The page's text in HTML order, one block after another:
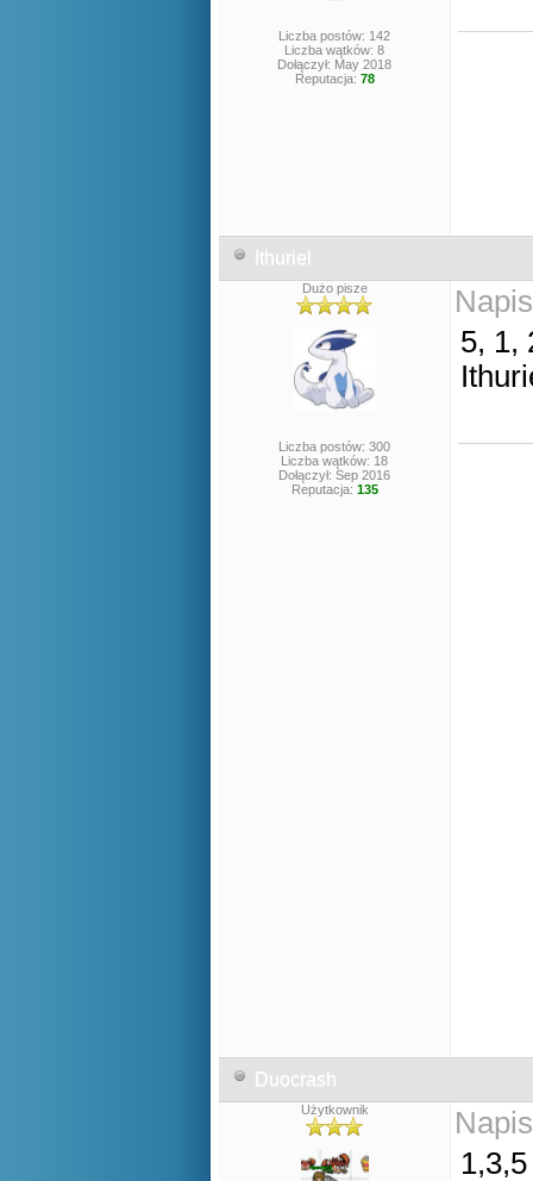
Liczba postów: 142
Liczba wątków: 8
Dołączył: May 2018
Reputacja: 78
Ithuriel
Dużo pisze
Liczba postów: 300
Liczba wątków: 18
Dołączył: Sep 2016
Reputacja: 135
5, 1,
Duocrash
Użytkownik